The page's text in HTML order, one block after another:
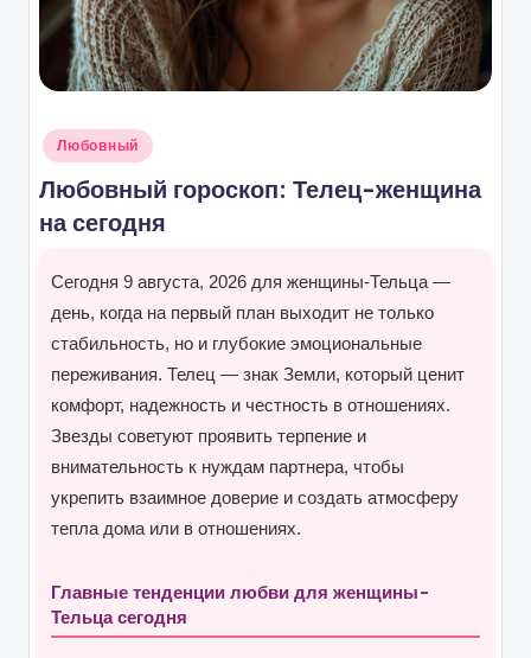
Опубликовано
Любовный
Любовный гороскоп: Телец-женщина
на сегодня
Сегодня 9 августа, 2026 для женщины-Тельца —
день, когда на первый план выходит не только
стабильность, но и глубокие эмоциональные
переживания. Телец — знак Земли, который ценит
комфорт, надежность и честность в отношениях.
Звезды советуют проявить терпение и
внимательность к нуждам партнера, чтобы
укрепить взаимное доверие и создать атмосферу
тепла дома или в отношениях.
Главные тенденции любви для женщины-
Тельца сегодня